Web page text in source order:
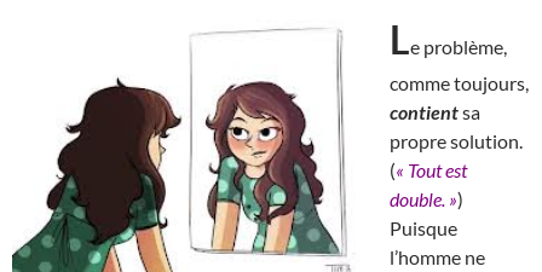
Le problème,
comme toujours,
contientsa
propre solution.
(« Tout est
double. »)
Puisque
l’homme ne